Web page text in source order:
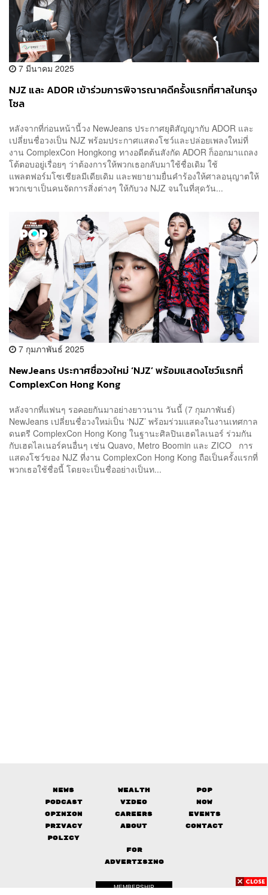
7 มีนาคม 2025
NJZ และ ADOR เข้าร่วมการพิจารณาคดีครั้งแรกที่ศาลในกรุง
โซล
หลังจากที่ก่อนหน้านี้วง NewJeans ประกาศยุติสัญญากับ ADOR และ
เปลี่ยนชื่อวงเป็น NJZ พร้อมประกาศแสดงโชว์และปล่อยเพลงใหม่ที่
งาน ComplexCon Hongkong ทางอดีตต้นสังกัด ADOR ก็ออกมาแถลง
โต้ตอบอยู่เรื่อยๆ ว่าต้องการให้พวกเธอกลับมาใช้ชื่อเดิม ใช้
แพลตฟอร์มโซเชียลมีเดียเดิม และพยายามยื่นคำร้องให้ศาลอนุญาตให้
พวกเขาเป็นคนจัดการสิ่งต่างๆ ให้กับวง NJZ จนในที่สุดวัน...
7 กุมภาพันธ์ 2025
NewJeans ประกาศชื่อวงใหม่ ‘NJZ’ พร้อมแสดงโชว์แรกที่
ComplexCon Hong Kong
หลังจากที่แฟนๆ รอคอยกันมาอย่างยาวนาน วันนี้ (7 กุมภาพันธ์)
NewJeans เปลี่ยนชื่อวงใหม่เป็น ‘NJZ’ พร้อมร่วมแสดงในงานเทศกาล
ดนตรี ComplexCon Hong Kong ในฐานะศิลปินเฮดไลเนอร์ ร่วมกัน
กับเฮดไลเนอร์คนอื่นๆ เช่น Quavo, Metro Boomin และ ZICO การ
แสดงโชว์ของ NJZ ที่งาน ComplexCon Hong Kong ถือเป็นครั้งแรกที่
พวกเธอใช้ชื่อนี้ โดยจะเป็นชื่ออย่างเป็นท...
News Wealth
Pop
Podcast
Video
Now
Opinion
Careers
Events
Privacy
Policy
About Contact
FOR
ADVERTISING
MEMBERSHIP